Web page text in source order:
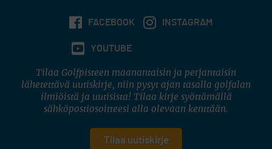
FACEBOOK INSTAGRAM
YOUTUBE
Tilaa Golfpisteen maanantaisin ja perjantaisin
lähetettävä uutiskirje, niin pysyt ajan tasalla golfalan
ilmiöistä ja uutisista! Tilaa kirje syöttämällä
sähköpostiosoitteesi alla olevaan kenttään.
Tilaa uutiskirje